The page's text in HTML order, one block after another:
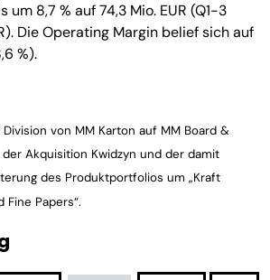
um 8,7 % auf 74,3 Mio. EUR (Q1-3
Die Operating Margin belief sich auf
%).
von MM Karton auf MM Board &
Akquisition Kwidzyn und der damit
des Produktportfolios um „Kraft
Fine Papers“.